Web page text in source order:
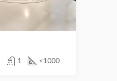
1 <1000